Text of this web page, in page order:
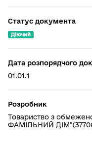
Статус документа
Діючий
Дата розпорядчого
01.01.1
Розробник
Товариство з
ФАМІЛЬНИЙ